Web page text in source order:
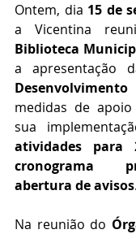
Ontem, dia 15 de
Biblioteca
a apresentação
Desenvolvimento
medidas de
sua
atividades para
cronograma
abertura de avisos.
Na reunião do